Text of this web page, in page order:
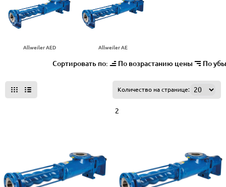
Allweiler AED Allweiler AE
Сортировать по: По возрастанию цены По
2
Количество на странице: